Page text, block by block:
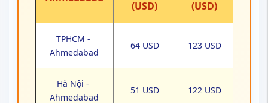
(USD)
(USD)
TPHCM -
Ahmedabad
64 USD 123 USD
Hà Nội -
Ahmedabad
51 USD 122 USD